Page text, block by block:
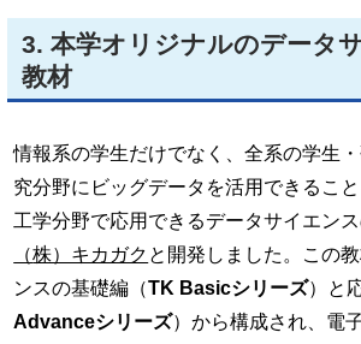
3. 本学オリジナルのデータ
教材
情報系の学生だけでなく、全系の学生
究分野にビッグデータを活用できるこ
工学分野で応用できるデータサイエン
（株）キカガク と開発しました。この
ンスの基礎編（TK Basicシリーズ）と
Advanceシリーズ）から構成され、電